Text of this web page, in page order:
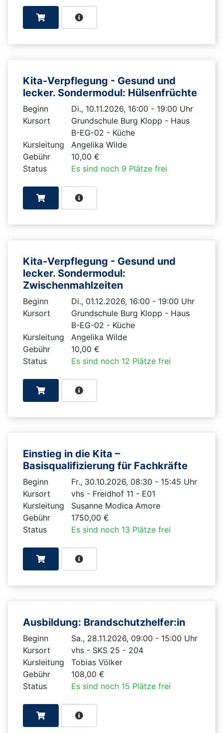
Kita-Verpflegung - Gesund und
lecker. Sondermodul: Hülsenfrüchte
Beginn
Di., 10.11.2026, 16:00 - 19:00 Uhr
Kursort
Grundschule Burg Klopp - Haus
B-EG-02 - Küche
Kursleitung
Angelika Wilde
Gebühr
10,00 €
Status
Es sind noch 9 Plätze frei
Kita-Verpflegung - Gesund und
lecker. Sondermodul:
Zwischenmahlzeiten
Beginn
Di., 01.12.2026, 16:00 - 19:00 Uhr
Kursort
Grundschule Burg Klopp - Haus
B-EG-02 - Küche
Kursleitung
Angelika Wilde
Gebühr
10,00 €
Status
Es sind noch 12 Plätze frei
Einstieg in die Kita –
Basisqualifizierung für Fachkräfte
Beginn
Fr., 30.10.2026, 08:30 - 15:45 Uhr
Kursort
vhs - Freidhof 11 - E01
Kursleitung
Susanne Modica Amore
Gebühr
1750,00 €
Status
Es sind noch 13 Plätze frei
Ausbildung: Brandschutzhelfer:in
Beginn
Sa., 28.11.2026, 09:00 - 15:00 Uhr
Kursort
vhs - SKS 25 - 204
Kursleitung
Tobias Völker
Gebühr
108,00 €
Status
Es sind noch 15 Plätze frei